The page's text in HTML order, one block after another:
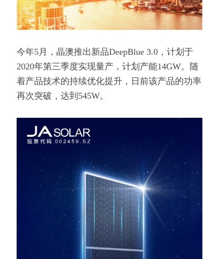
今年5月，晶澳推出新品DeepBlue 3.0，计划于
2020年第三季度实现量产，计划产能14GW。随
着产品技术的持续优化提升，日前该产品的功率
再次突破，达到545W。